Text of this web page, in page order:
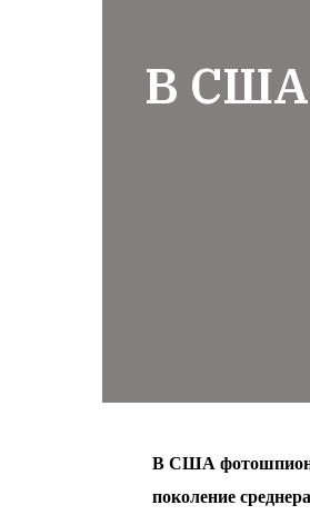
В США
В США фотошпионы
поколение